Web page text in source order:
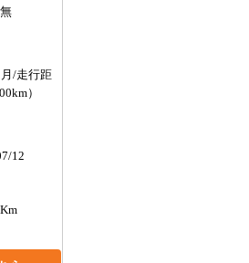
無
/走行距
）
12